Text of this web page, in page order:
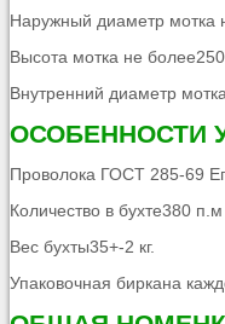
Наружный диаметр мотка
Высота мотка не
Внутренний диаметр
ОСОБЕННОСТИ
Проволока ГОСТ 285-69
Количество в бухте380 п.м
Вес бухты35+-2 кг.
Упаковочная биркана